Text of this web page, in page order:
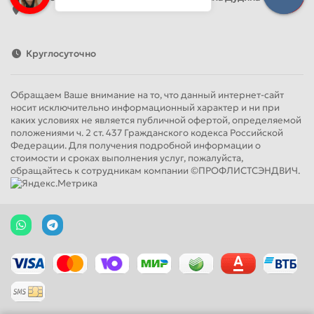
41
Круглосуточно
Обращаем Ваше внимание на то, что данный интернет-сайт
носит исключительно информационный характер и ни при
каких условиях не является публичной офертой, определяемой
положениями ч. 2 ст. 437 Гражданского кодекса Российской
Федерации. Для получения подробной информации о
стоимости и сроках выполнения услуг, пожалуйста,
обращайтесь к сотрудникам компании ©ПРОФЛИСТСЭНДВИЧ.